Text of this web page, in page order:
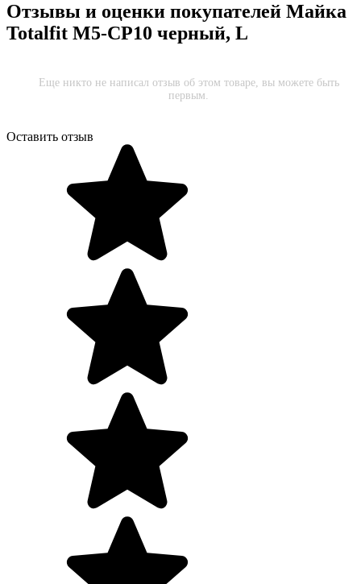
Отзывы и оценки покупателей Майка
Totalfit M5-CP10 черный, L
Еще никто не написал отзыв об этом товаре, вы можете быть
первым.
Оставить отзыв